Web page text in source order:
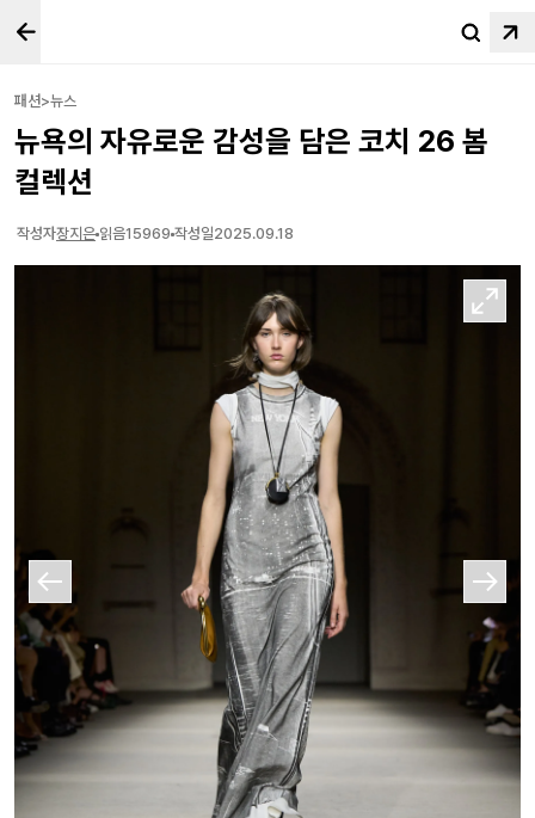
패션>뉴스
뉴욕의 자유로운 감성을 담은 코치 26 봄
컬렉션
작성자장지은 읽음15969 작성일2025.09.18